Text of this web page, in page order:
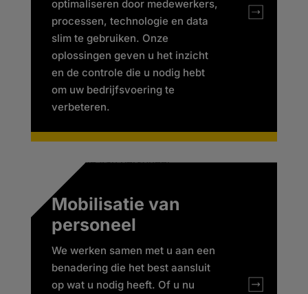
optimaliseren door medewerkers,
processen, technologie en data
slim te gebruiken. Onze
oplossingen geven u het inzicht
en de controle die u nodig hebt
om uw bedrijfsvoering te
verbeteren.
Mobilisatie van
personeel
We werken samen met u aan een
benadering die het best aansluit
op wat u nodig heeft. Of u nu